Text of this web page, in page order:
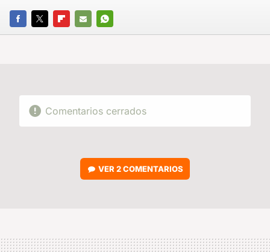
FACEBOOK
TWITTERFLIPBOARD
E-
WHATSAPP
Comentarios cerrados
VER2 COMENTARIOS